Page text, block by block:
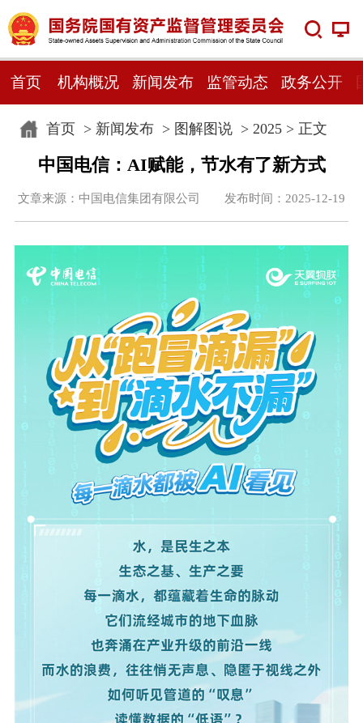
首页 机构概况 新闻发布 监管动态 政务公开
首页> 新闻发布> 图解图说> 2025> 正文
中国电信：AI赋能，节水有了新方式
文章来源：中国电信集团有限公司 发布时间：2025-12-19